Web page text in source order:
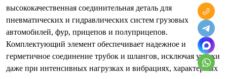
высококачественная соединительная деталь для
пневматических и гидравлических систем грузовых
автомобилей, фур, прицепов и полуприцепов.
Комплектующий элемент обеспечивает надежное и
герметичное соединение трубок и шлангов, исключая утечки
даже при интенсивных нагрузках и вибрациях, характерных